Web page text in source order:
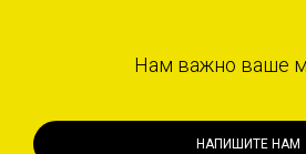
Нам важно ваше
НАПИШИТЕ НАМ